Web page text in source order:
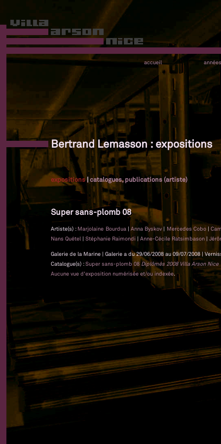
accueil années
Bertrand Lemasson : expositions
expositions|catalogues, publications (artiste)
Super sans-plomb 08
Artiste(s) : Marjolaine Bourdua | Anna Byskov | Mercedes Cobo |
Nans Quétel | Stéphanie Raimondi | Anne-Cécile Ratsimbason |
Galerie de la Marine | Galerie a du 29/06/2008 au 09/07/2008 |
Catalogue(s) :Super sans-plomb 08 Diplômés 2008 Villa Arson Nice
Aucune vue d'exposition numérisée et/ou indexée.